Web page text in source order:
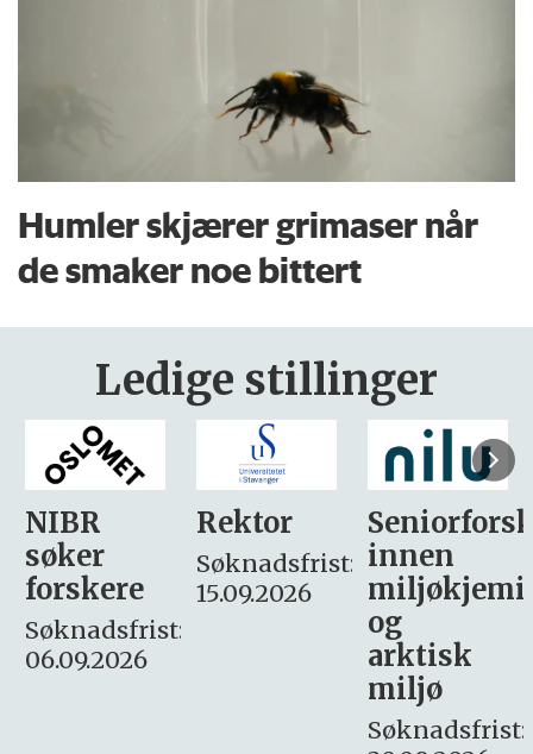
Humler skjærer grimaser når
de smaker noe bittert
Ledige stillinger
Rektor
Søknadsfrist:
15.09.2026
Seniorforsker
innen
miljøkjemi
søker
– fast
Søknadsfrist:
16. august.